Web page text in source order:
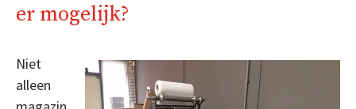
er mogelijk?
Niet
alleen